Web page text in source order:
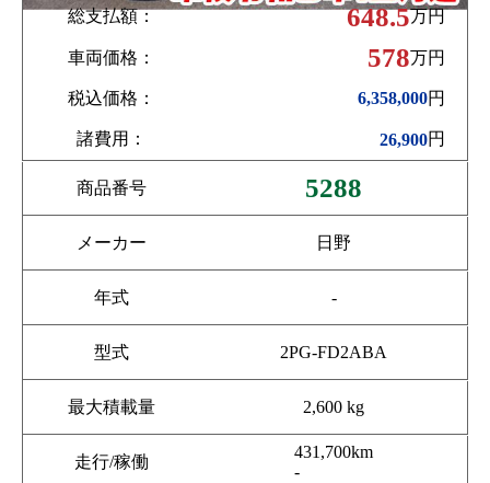
総支払額： 648.5万円
車両価格： 578万円
税込価格： 6,358,000円
諸費用： 26,900円
商品番号 5288
メーカー 日野
年式 -
型式 2PG-FD2ABA
最大積載量 2,600 kg
走行/稼働
431,700km
-